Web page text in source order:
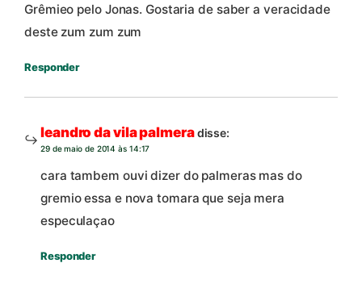
Grêmieo pelo Jonas. Gostaria de saber a veracidade
deste zum zum zum
Responder
leandro da vila palmeradisse:
29 de maio de 2014 às 14:17
cara tambem ouvi dizer do palmeras mas do
gremio essa e nova tomara que seja mera
especulaçao
Responder